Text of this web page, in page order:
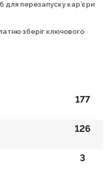
для перезапуску кар’єри
зберіг ключового
177
126
3